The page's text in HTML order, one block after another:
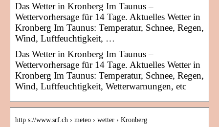
Das Wetter in Kronberg Im Taunus –
Wettervorhersage für 14 Tage. Aktuelles Wetter in
Kronberg Im Taunus: Temperatur, Schnee, Regen,
Wind, Luftfeuchtigkeit, …
Das Wetter in Kronberg Im Taunus –
Wettervorhersage für 14 Tage. Aktuelles Wetter in
Kronberg Im Taunus: Temperatur, Schnee, Regen,
Wind, Luftfeuchtigkeit, Wetterwarnungen, etc
http s://www.srf.ch › meteo › wetter › Kronberg